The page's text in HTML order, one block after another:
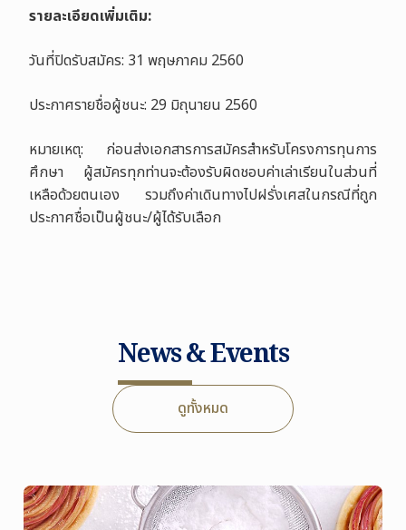
รายละเอียดเพิ่มเติม:
วันที่ปิดรับสมัคร: 31 พฤษภาคม 2560
ประกาศรายชื่อผู้ชนะ: 29 มิถุนายน 2560
หมายเหตุ: ก่อนส่งเอกสารการสมัครสำหรับโครงการทุนการ
ศึกษา ผู้สมัครทุกท่านจะต้องรับผิดชอบค่าเล่าเรียนในส่วนที่
เหลือด้วยตนเอง รวมถึงค่าเดินทางไปฝรั่งเศสในกรณีที่ถูก
ประกาศชื่อเป็นผู้ชนะ/ผู้ได้รับเลือก
News & Events
ดูทั้งหมด